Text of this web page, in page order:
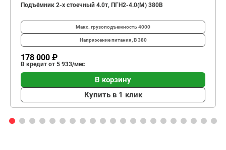
Подъёмник 2-х стоечный 4.0т, ПГН2-4.0(М) 380В
Макс. грузоподъемность4000
Напряжение питания, В380
178 000 ₽
В кредит от 5 933/мес
В корзину
Купить в 1 клик